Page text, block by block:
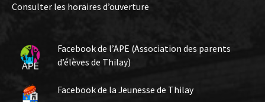
Consulter les horaires d’ouverture
Facebook de l’APE (Association des parents
d’élèves de Thilay)
Facebook de la Jeunesse de Thilay